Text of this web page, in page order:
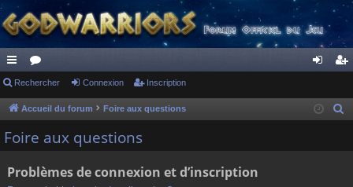
ac
co
ur
s
or
u ne cri
Rechercher Connexion Inscription
Accueil du forum Foire aux questions
Foire aux questions
Problèmes de connexion et d’inscription